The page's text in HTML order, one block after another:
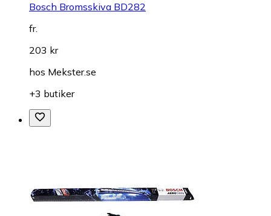
Bosch Bromsskiva BD282
fr.
203 kr
hos Mekster.se
+3 butiker